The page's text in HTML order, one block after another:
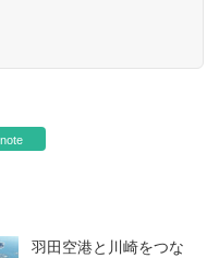
note
羽田空港と川崎をつな